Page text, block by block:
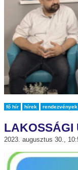
fő hír hírek rendezvények
LAKOSSÁGI
2023. augusztus 30.,